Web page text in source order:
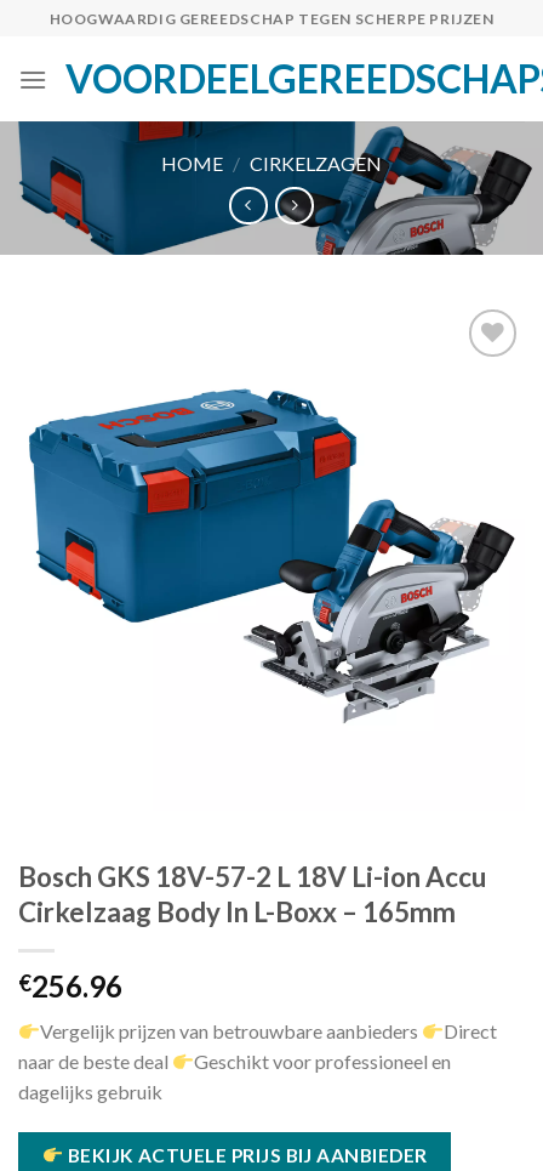
content
HOOGWAARDIG GEREEDSCHAP TEGEN SCHERPE PRIJZEN
HOME / CIRKELZAGEN
Bosch GKS 18V-57-2 L 18V Li-ion Accu
Cirkelzaag Body In L-Boxx – 165mm
€256.96
Vergelijk prijzen van betrouwbare aanbieders
Direct
naar de beste deal
Geschikt voor professioneel en
dagelijks gebruik
BEKIJK ACTUELE PRIJS BIJ AANBIEDER